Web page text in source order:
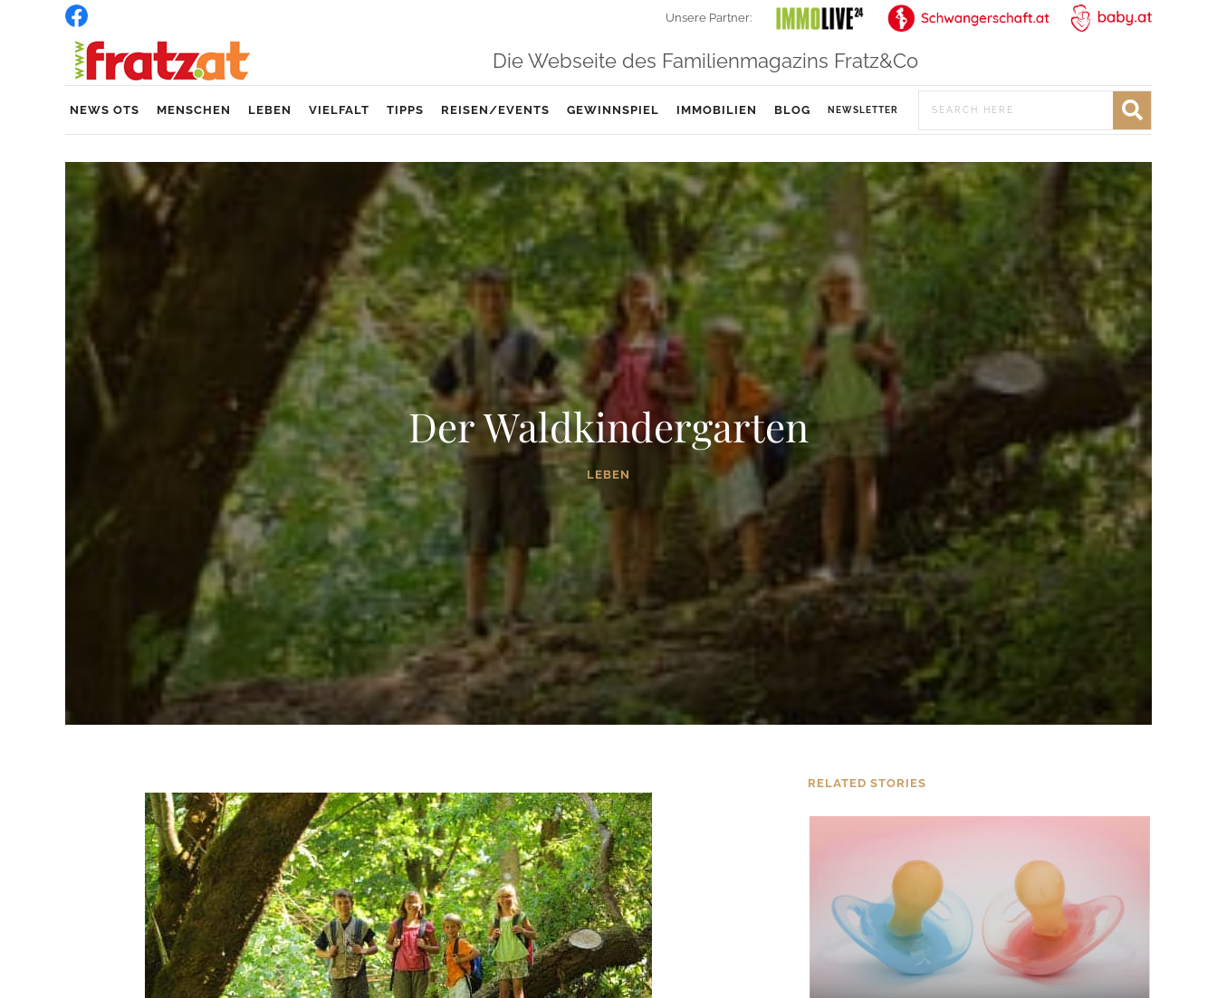
Unsere Partner:
Die Webseite des Familienmagazins Fratz&Co
NEWS OTS MENSCHEN LEBEN VIELFALT TIPPS REISEN/EVENTS GEWINNSPIEL IMMOBILIEN BLOG NEWSLETTER
Der Waldkindergarten
LEBEN
RELATED STORIES